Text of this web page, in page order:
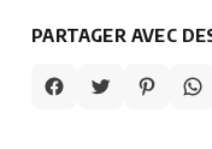
PARTAGER AVEC